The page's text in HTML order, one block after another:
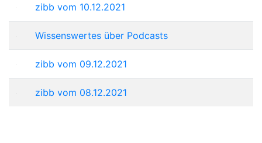
zibb vom 10.12.2021
Wissenswertes über Podcasts
zibb vom 09.12.2021
zibb vom 08.12.2021